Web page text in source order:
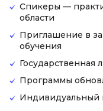
Спикеры —
области
Приглашение в
обучения
Государственная
Программы
Индивидуальный